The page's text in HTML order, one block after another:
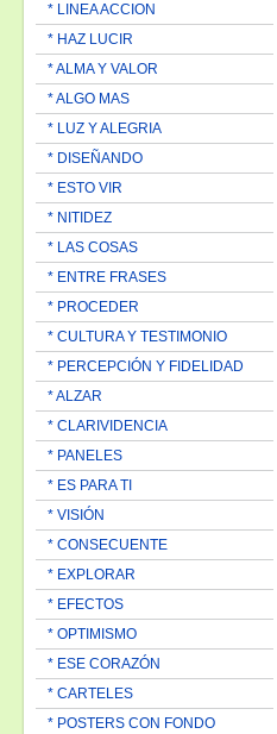
* LINEA ACCION
* HAZ LUCIR
* ALMA Y VALOR
* ALGO MAS
* LUZ Y ALEGRIA
* DISEÑANDO
* ESTO VIR
* NITIDEZ
* LAS COSAS
* ENTRE FRASES
* PROCEDER
* CULTURA Y TESTIMONIO
* PERCEPCIÓN Y FIDELIDAD
* ALZAR
* CLARIVIDENCIA
* PANELES
* ES PARA TI
* VISIÓN
* CONSECUENTE
* EXPLORAR
* EFECTOS
* OPTIMISMO
* ESE CORAZÓN
* CARTELES
* POSTERS CON FONDO